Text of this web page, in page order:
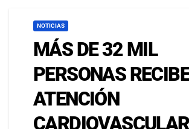
NOTICIAS
MÁS DE 32 MIL
PERSONAS
ATENCIÓN